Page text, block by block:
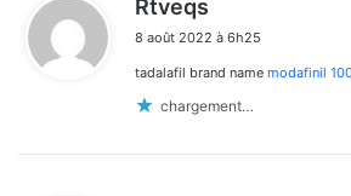
Rtveqs
t
8 août 2022 à 6h25
tadalafil brand name modafinil
chargement…